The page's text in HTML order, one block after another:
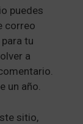
puedes
correo
tu
a
un año.
sitio,